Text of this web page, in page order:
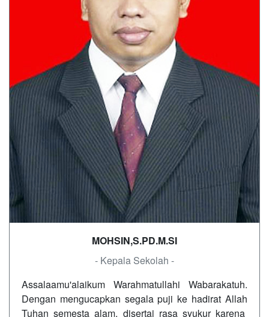
MOHSIN,S.PD.M.SI
- Kepala Sekolah -
Assalaamu'alaikum Warahmatullahi Wabarakatuh.
Dengan mengucapkan segala puji ke hadirat Allah
Tuhan semesta alam, disertai rasa syukur karena